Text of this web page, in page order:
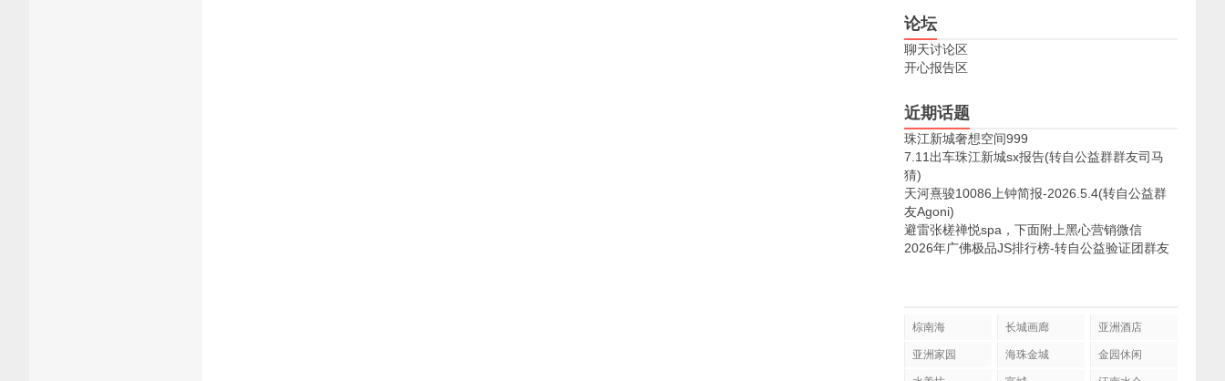
论坛
聊天讨论区
开心报告区
近期话题
珠江新城奢想空间999
7.11出车珠江新城sx报告(转自公益群群友司马
猜)
天河熹骏10086上钟简报-2026.5.4(转自公益群
友Agoni)
避雷张槎禅悦spa，下面附上黑心营销微信
2026年广佛极品JS排行榜-转自公益验证团群友
棕南海 长城画廊 亚洲酒店
亚洲家园 海珠金城 金园休闲